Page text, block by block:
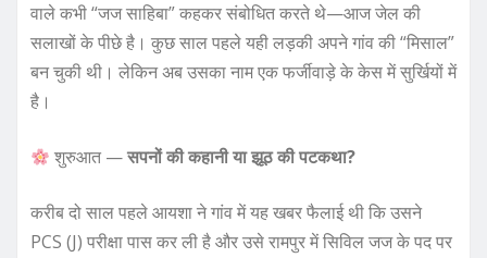
वाले कभी “जज साहिबा” कहकर संबोधित करते थे—आज जेल की
सलाखों के पीछे है। कुछ साल पहले यही लड़की अपने गांव की “मिसाल”
बन चुकी थी। लेकिन अब उसका नाम एक फर्जीवाड़े के केस में सुर्खियों में
है।
शुरुआत —सपनों की कहानी या झूठ की पटकथा?
करीब दो साल पहले आयशा ने गांव में यह खबर फैलाई थी कि उसने
PCS (J) परीक्षा पास कर ली है और उसे रामपुर में सिविल जज के पद पर